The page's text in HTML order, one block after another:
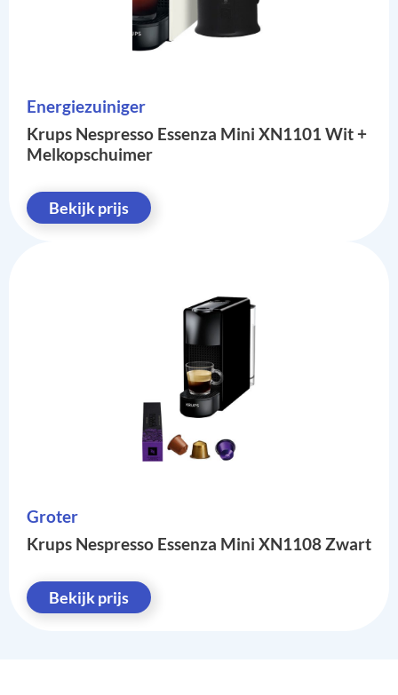
Energiezuiniger
Krups Nespresso Essenza Mini XN1101 Wit +
Melkopschuimer
Bekijk prijs
Groter
Krups Nespresso Essenza Mini XN1108 Zwart
Bekijk prijs